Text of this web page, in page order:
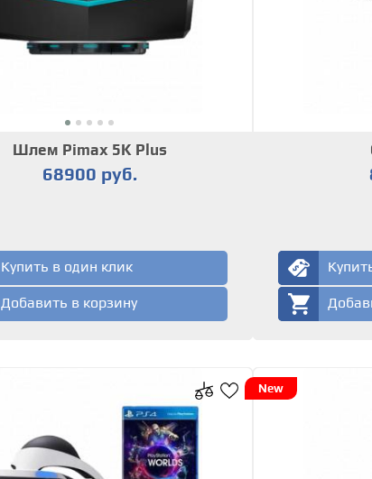
Шлем Pimax 5K Plus
68900 руб.
Купить в один клик
Добавить в корзину
New